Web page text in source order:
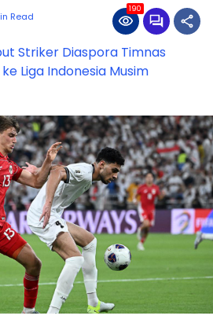
Read
190
Striker Diaspora Timnas
Liga Indonesia Musim